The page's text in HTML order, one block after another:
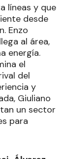
líneas y que
desde
Enzo
al área,
energía.
el
del
y
Giuliano
un sector
para